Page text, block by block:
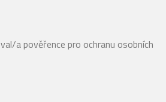
a pověřence pro ochranu osobních